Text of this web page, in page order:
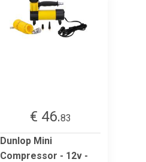
€ 46.83
Dunlop Mini
Compressor - 12v -